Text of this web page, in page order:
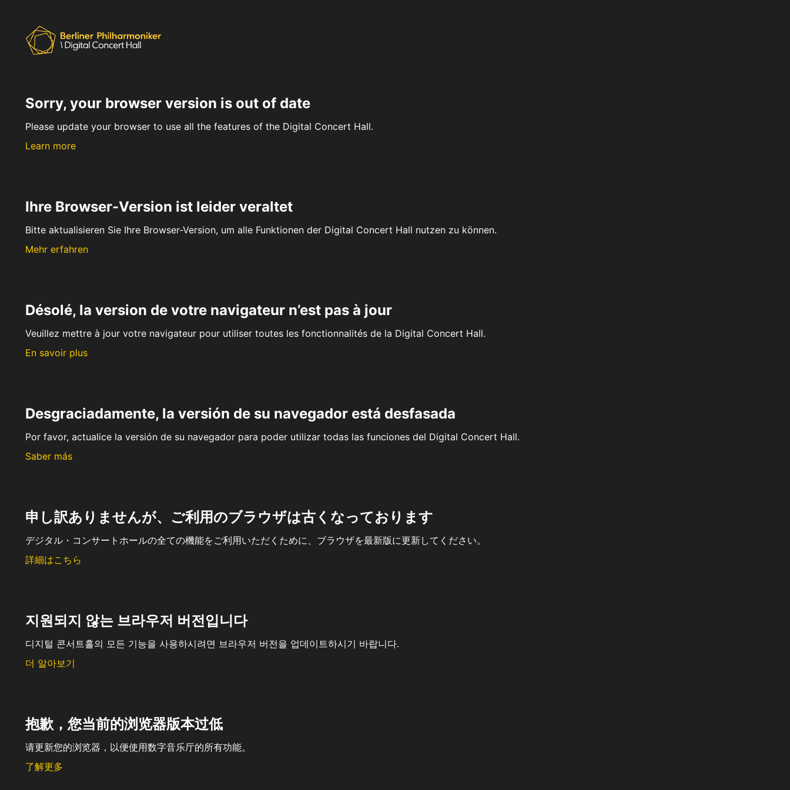
Sorry, your browser version is out of date
Please update your browser to use all the features of the Digital Concert Hall.
Learn more
Ihre Browser-Version ist leider veraltet
Bitte aktualisieren Sie Ihre Browser-Version, um alle Funktionen der Digital Concert Hall nutzen zu können.
Mehr erfahren
Désolé, la version de votre navigateur n’est pas à jour
Veuillez mettre à jour votre navigateur pour utiliser toutes les fonctionnalités de la Digital Concert Hall.
En savoir plus
Desgraciadamente, la versión de su navegador está desfasada
Por favor, actualice la versión de su navegador para poder utilizar todas las funciones del Digital Concert Hall.
Saber más
申し訳ありませんが、ご利用のブラウザは古くなっております
デジタル・コンサートホールの全ての機能をご利用いただくために、ブラウザを最新版に更新してください。
詳細はこちら
지원되지 않는 브라우저 버전입니다
디지털 콘서트홀의 모든 기능을 사용하시려면 브라우저 버전을 업데이트하시기 바랍니다.
더 알아보기
抱歉，您当前的浏览器版本过低
请更新您的浏览器，以便使用数字音乐厅的所有功能。
了解更多